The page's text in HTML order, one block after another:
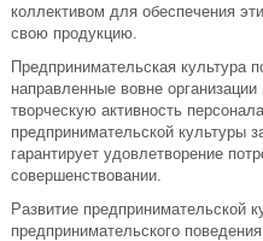
коллективом для обеспечения
свою продукцию.
Предпринимательская культура
направленные вовне
творческую активность
предпринимательской культуры
гарантирует удовлетворение
совершенствовании.
Развитие предпринимательской
предпринимательского